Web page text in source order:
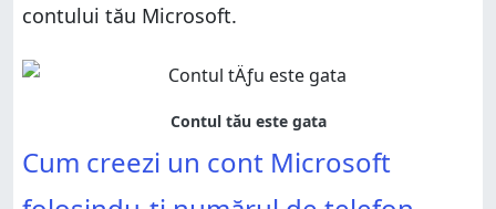
contului tău Microsoft.
Cum creezi un cont Microsoft